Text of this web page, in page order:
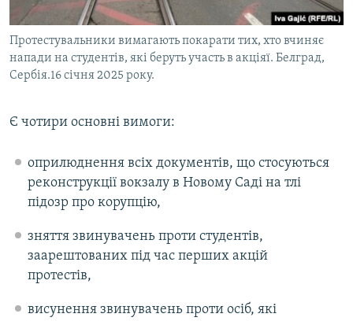
Протестувальники вимагають покарати тих, хто вчиняє
напади на студентів, які беруть участь в акціяї. Белград,
Сербія.16 січня 2025 року.
Є чотири основні вимоги:
оприлюднення всіх документів, що стосуються
реконструкції вокзалу в Новому Саді на тлі
підозр про корупцію,
зняття звинувачень проти студентів,
заарештованих під час перших акцій
протестів,
висунення звинувачень проти осіб, які